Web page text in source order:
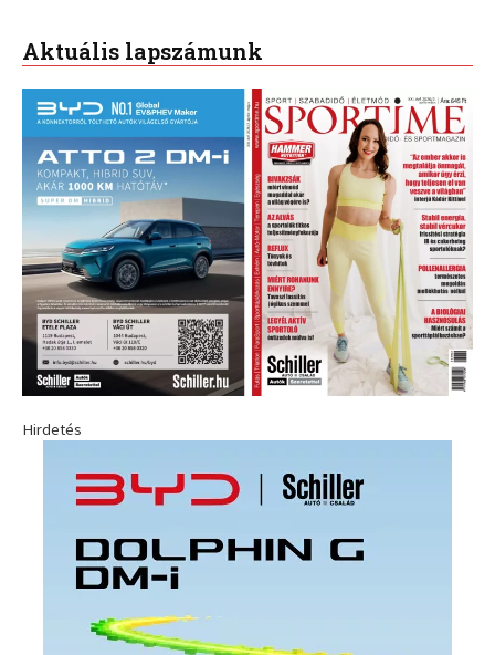
Aktuális lapszámunk
Hirdetés